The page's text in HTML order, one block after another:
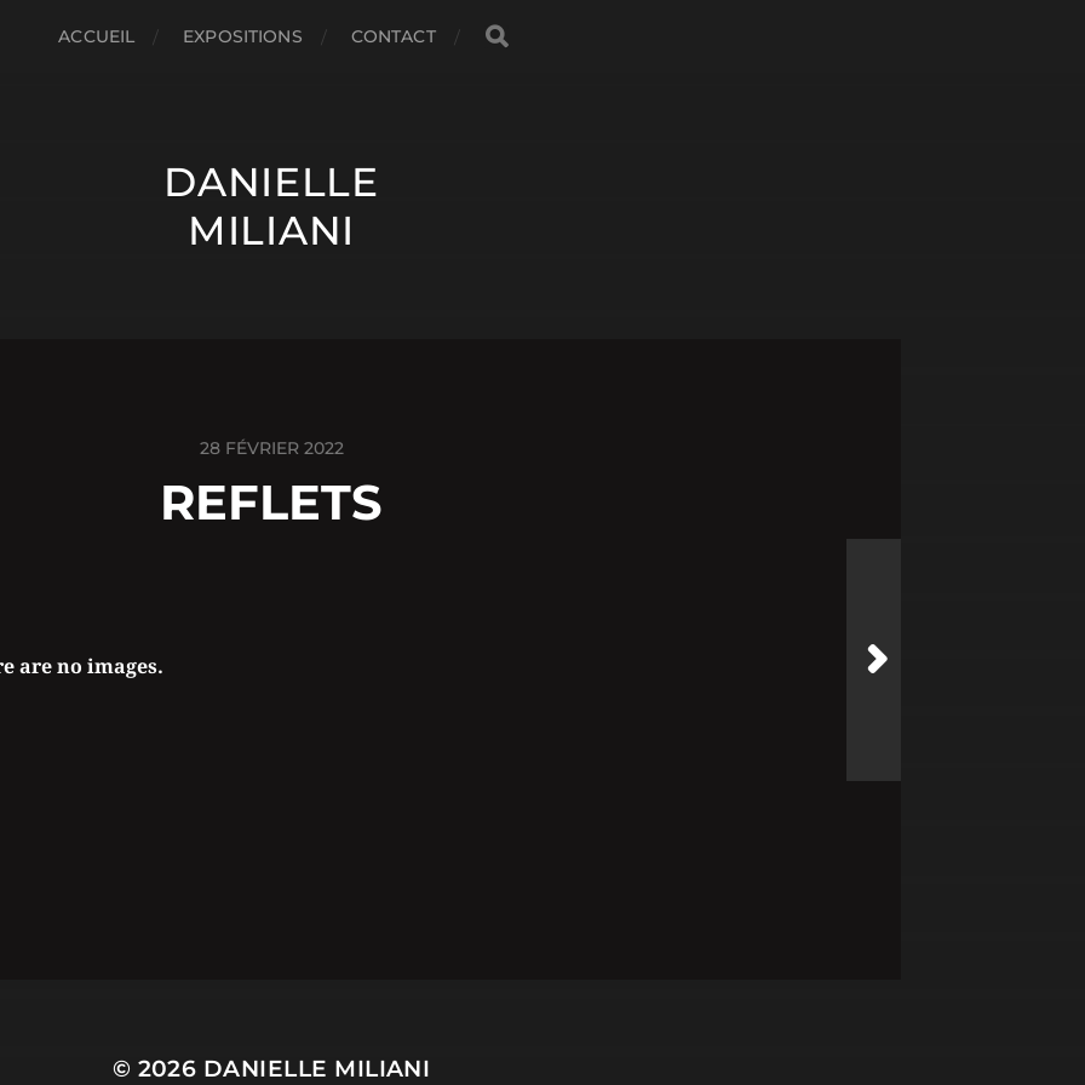
ACCUEIL EXPOSITIONS CONTACT
DANIELLE
MILIANI
28 FÉVRIER 2022
REFLETS
are no images.
© 2026 DANIELLE MILIANI